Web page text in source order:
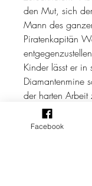
den Mut, sich
Mann des
Piratenkapitän
Kinder lässt er in
Diamantenmine
der harten
Siri wagt, was
sich traut: Sie
Facebook